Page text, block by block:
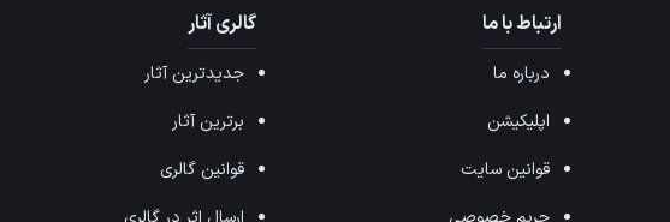
ارتباط با ما
درباره ما
اپلیکیشن
قوانین سایت
گالری آثار
جدیدترین آثار
برترین آثار
قوانین گالری